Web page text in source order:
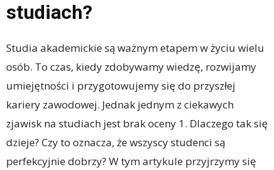
studiach?
Studia akademickie są ważnym etapem w życiu wielu
osób. To czas, kiedy zdobywamy wiedzę, rozwijamy
umiejętności i przygotowujemy się do przyszłej
kariery zawodowej. Jednak jednym z ciekawych
zjawisk na studiach jest brak oceny 1. Dlaczego tak się
dzieje? Czy to oznacza, że wszyscy studenci są
perfekcyjnie dobrzy? W tym artykule przyjrzymy się